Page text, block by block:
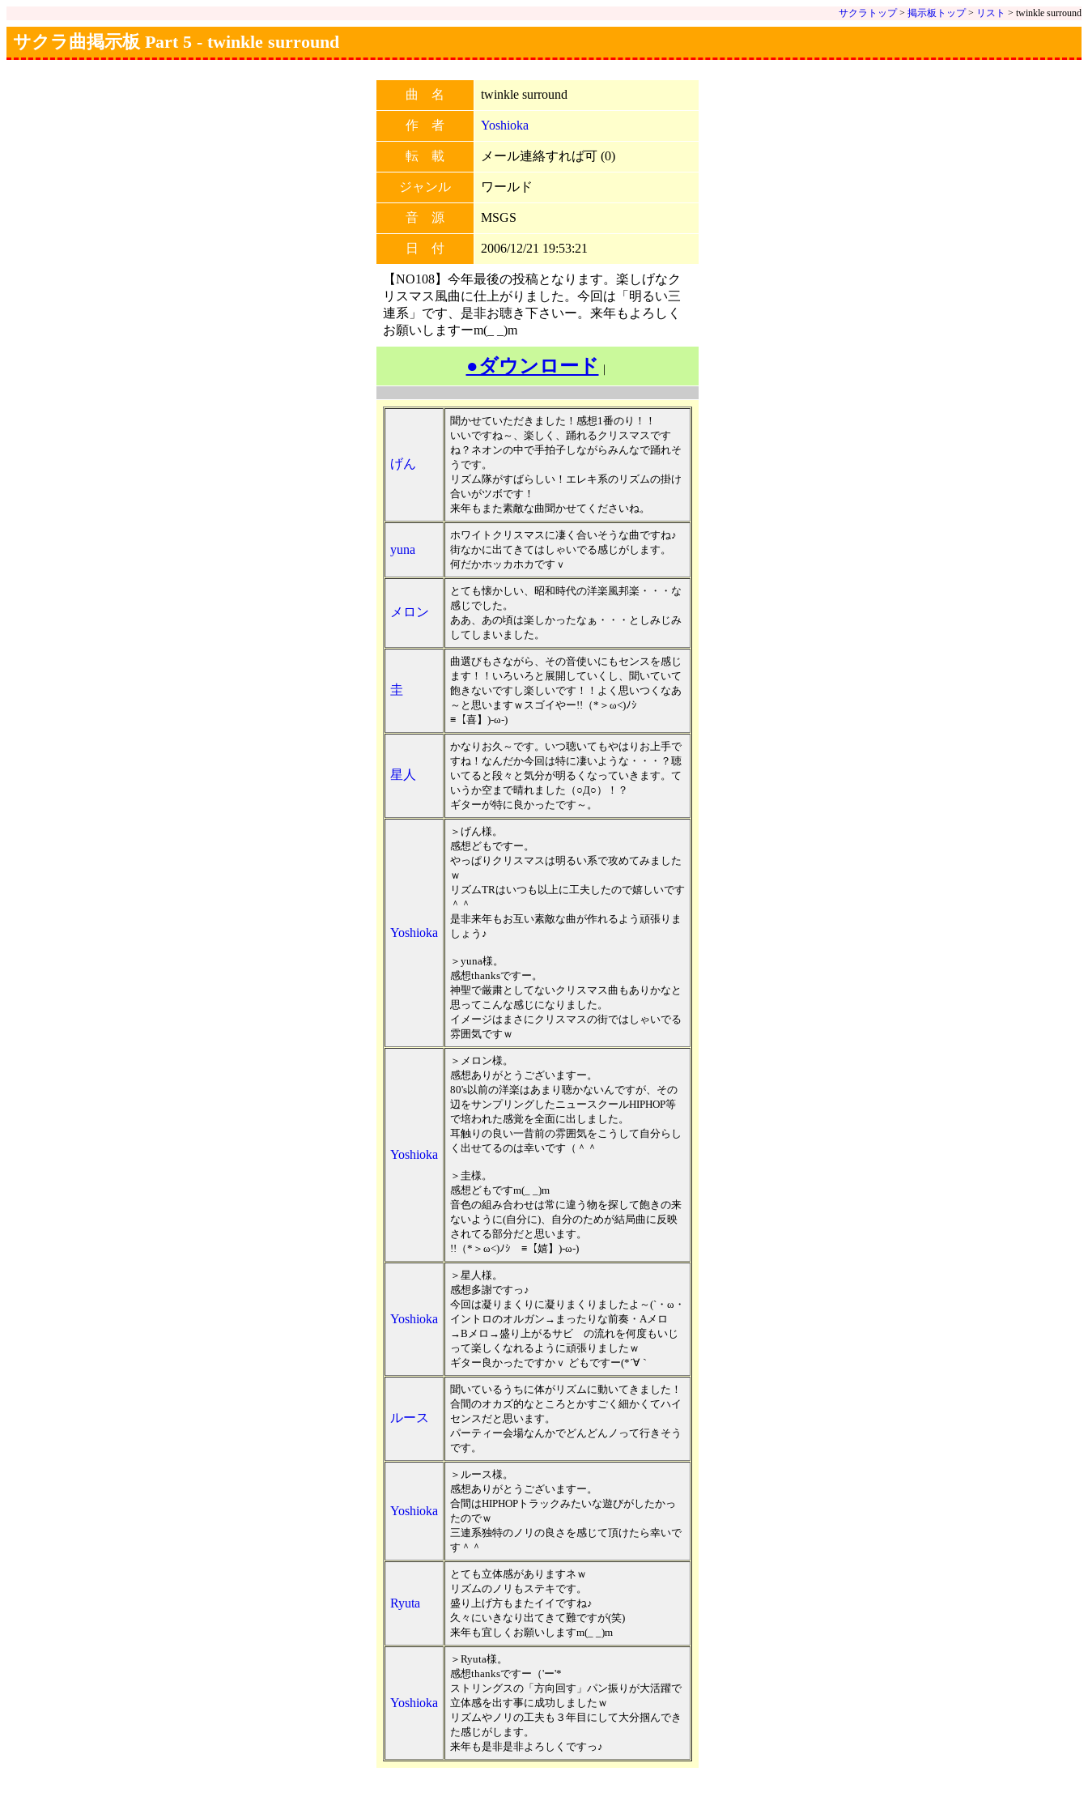
サクラトップ> 掲示板トップ> リスト > twinkle surround
サクラ曲掲示板 Part 5 - twinkle surround
曲 名 twinkle surround
作 者 Yoshioka
転 載 メール連絡すれば可 (0)
ジャンル ワールド
音 源 MSGS
日 付 2006/12/21 19:53:21
【NO108】今年最後の投稿となります。楽しげなク
リスマス風曲に仕上がりました。今回は「明るい三
連系」です、是非お聴き下さいー。来年もよろしく
お願いしますーm(_ _)m
●ダウンロード ｜
げん
聞かせていただきました！感想1番のり！！
いいですね～、楽しく、踊れるクリスマスです
ね？ネオンの中で手拍子しながらみんなで踊れそ
うです。
リズム隊がすばらしい！エレキ系のリズムの掛け
合いがツボです！
来年もまた素敵な曲聞かせてくださいね。
yuna
ホワイトクリスマスに凄く合いそうな曲ですね♪
街なかに出てきてはしゃいでる感じがします。
何だかホッカホカですｖ
メロン
とても懐かしい、昭和時代の洋楽風邦楽・・・な
感じでした。
ああ、あの頃は楽しかったなぁ・・・としみじみ
してしまいました。
圭
曲選びもさながら、その音使いにもセンスを感じ
ます！！いろいろと展開していくし、聞いていて
飽きないですし楽しいです！！よく思いつくなあ
～と思いますｗスゴイやー!!（*＞ω<)ﾉｼ
≡【喜】)-ω-)
星人
かなりお久～です。いつ聴いてもやはりお上手で
すね！なんだか今回は特に凄いような・・・？聴
いてると段々と気分が明るくなっていきます。て
いうか空まで晴れました（○Д○）！？
ギターが特に良かったです～。
Yoshioka
＞げん様。
感想どもですー。
やっぱりクリスマスは明るい系で攻めてみました
ｗ
リズムTRはいつも以上に工夫したので嬉しいです
＾＾
是非来年もお互い素敵な曲が作れるよう頑張りま
しょう♪
＞yuna様。
感想thanksですー。
神聖で厳粛としてないクリスマス曲もありかなと
思ってこんな感じになりました。
イメージはまさにクリスマスの街ではしゃいでる
雰囲気ですｗ
Yoshioka
＞メロン様。
感想ありがとうございますー。
80's以前の洋楽はあまり聴かないんですが、その
辺をサンプリングしたニュースクールHIPHOP等
で培われた感覚を全面に出しました。
耳触りの良い一昔前の雰囲気をこうして自分らし
く出せてるのは幸いです（＾＾
＞圭様。
感想どもですm(_ _)m
音色の組み合わせは常に違う物を探して飽きの来
ないように(自分に)、自分のためが結局曲に反映
されてる部分だと思います。
!!（*＞ω<)ﾉｼ ≡【嬉】)-ω-)
Yoshioka
＞星人様。
感想多謝ですっ♪
今回は凝りまくりに凝りまくりましたよ～(`・ω・
イントロのオルガン→まったりな前奏・Aメロ
→Bメロ→盛り上がるサビ の流れを何度もいじ
って楽しくなれるように頑張りましたｗ
ギター良かったですかｖ どもですー(*´∀｀
ルース
聞いているうちに体がリズムに動いてきました！
合間のオカズ的なところとかすごく細かくてハイ
センスだと思います。
パーティー会場なんかでどんどんノって行きそう
です。
Yoshioka
＞ルース様。
感想ありがとうございますー。
合間はHIPHOPトラックみたいな遊びがしたかっ
たのでｗ
三連系独特のノリの良さを感じて頂けたら幸いで
す＾＾
Ryuta
とても立体感がありますネｗ
リズムのノリもステキです。
盛り上げ方もまたイイですね♪
久々にいきなり出てきて難ですが(笑)
来年も宜しくお願いしますm(_ _)m
Yoshioka
＞Ryuta様。
感想thanksですー（'ー'*
ストリングスの「方向回す」パン振りが大活躍で
立体感を出す事に成功しましたｗ
リズムやノリの工夫も３年目にして大分掴んでき
た感じがします。
来年も是非是非よろしくですっ♪